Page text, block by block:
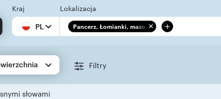
Kraj
PL
Lokalizacja
Pancerz, Łomianki, mazo... +
Filtry
słowami